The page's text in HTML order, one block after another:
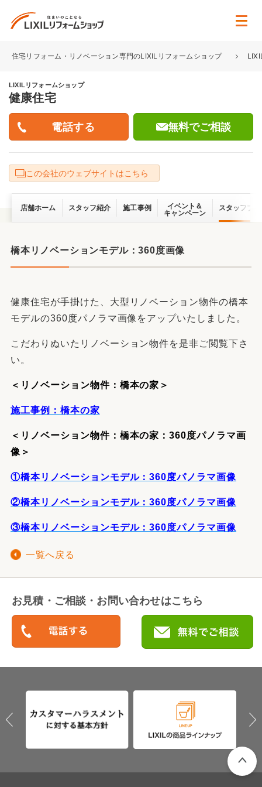
住宅リフォーム・リノベーション専門のLIXILリフォームショップ
LIXILリフォームショップ
健康住宅
無料でご相談
この会社のウェブサイトはこちら
店舗ホーム スタッフ紹介 施工事例
イベント＆
キャンペーン
スタッフブ
橋本リノベーションモデル：360度画像
健康住宅が手掛けた、大型リノベーション物件の橋本
モデルの360度パノラマ画像をアップいたしました。
こだわりぬいたリノベーション物件を是非ご閲覧下さ
い。
＜リノベーション物件：橋本の家＞
施工事例：橋本の家
＜リノベーション物件：橋本の家：360度パノラマ画
像＞
①橋本リノベーションモデル：360度パノラマ画像
②橋本リノベーションモデル：360度パノラマ画像
③橋本リノベーションモデル：360度パノラマ画像
一覧へ戻る
お見積・ご相談・お問い合わせはこちら